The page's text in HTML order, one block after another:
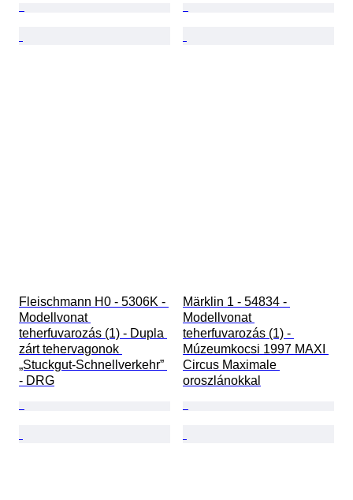
Fleischmann H0 - 5306K -
Modellvonat
teherfuvarozás (1) - Dupla
zárt tehervagonok
„Stuckgut-Schnellverkehr”
- DRG
Märklin 1 - 54834 -
Modellvonat
teherfuvarozás (1) -
Múzeumkocsi 1997 MAXI
Circus Maximale
oroszlánokkal